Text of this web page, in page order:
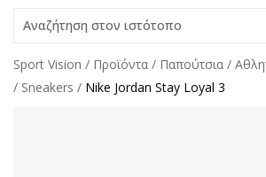
Αναζήτηση στον ιστότοπο
Sport Vision Προϊόντα Παπούτσια
Sneakers
Nike Jordan Stay Loyal 3